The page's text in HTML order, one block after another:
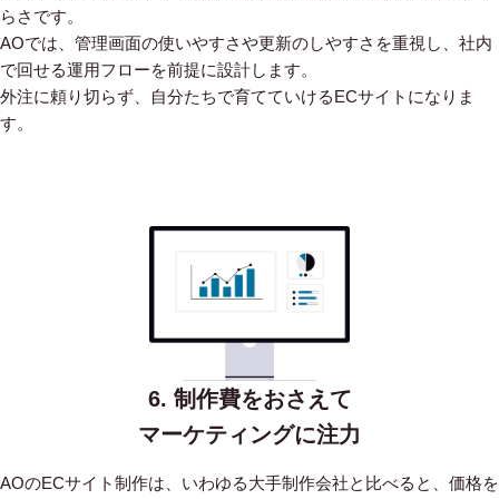
らさです。
AOでは、管理画面の使いやすさや更新のしやすさを重視し、社内
で回せる運用フローを前提に設計します。
外注に頼り切らず、自分たちで育てていけるECサイトになりま
す。
6. 制作費をおさえて
マーケティングに注力
AOのECサイト制作は、いわゆる大手制作会社と比べると、価格を